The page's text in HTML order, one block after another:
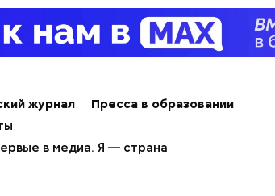
журнал
Пресса в образовании
в медиа. Я — страна